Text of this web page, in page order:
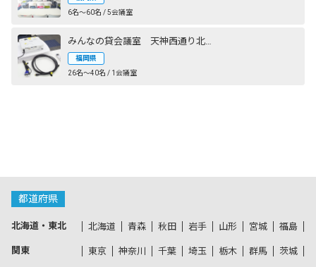
6名〜60名 / 5会議室
みんなの貸会議室 天神西通り北店別館
福岡県
26名〜40名 / 1会議室
都道府県
北海道・東北 北海道 青森 秋田 岩手 山形 宮城 福島
関東 東京 神奈川 千葉 埼玉 栃木 群馬 茨城